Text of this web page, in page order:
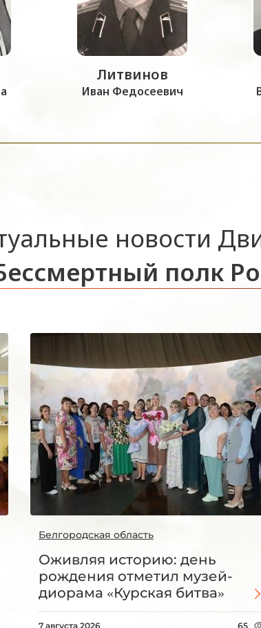
Литвинов
Иван Федосеевич
новости
полк
Белгородская область
Оживляя историю: день
рождения отметил музей-
диорама «Курская битва»
7 августа 2026 65